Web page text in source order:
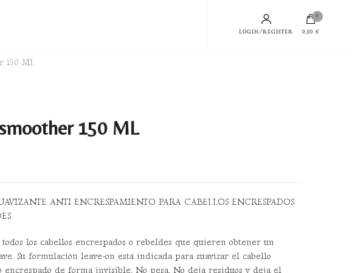
LOGIN/REGISTER
0
0,00 €
150 ML
150 ML
ANTI ENCRESPAMIENTO PARA CABELLOS ENCRESPADOS
los cabellos encrespados o rebeldes que quieren obtener un
Su formulación leave-on está indicada para suavizar el cabello
encrespado de forma invisible. No pesa. No deja residuos y deja el